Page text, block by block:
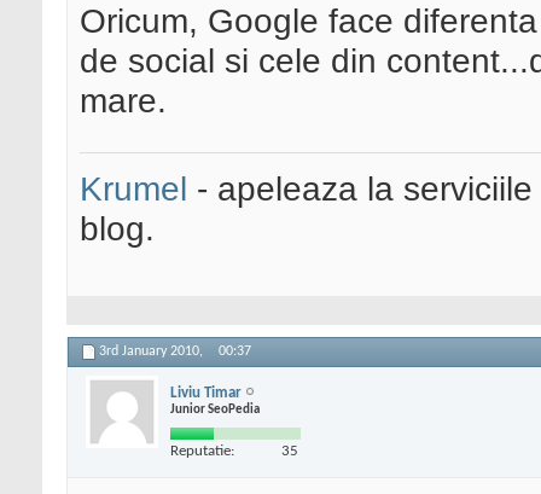
Oricum, Google face
de social si cele din
mare.
Krumel - apeleaza la
blog.
3rd January 2010, 00:37
Liviu Timar
Junior SeoPedia
Reputatie: 35